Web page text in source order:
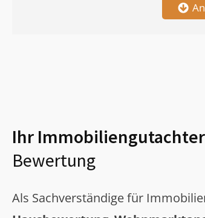
Ihr
Bewertung
Als Sachverständige für